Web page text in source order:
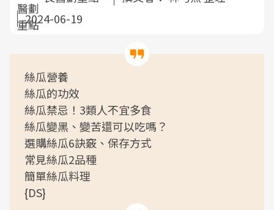
2024-06-19
絲瓜營養​​
絲瓜的功效
絲瓜禁忌！3類人不宜多食
絲瓜變黑、變苦還可以吃嗎？
選購絲瓜6訣竅、保存方式
常見絲瓜2品種
簡單絲瓜料理
{DS}